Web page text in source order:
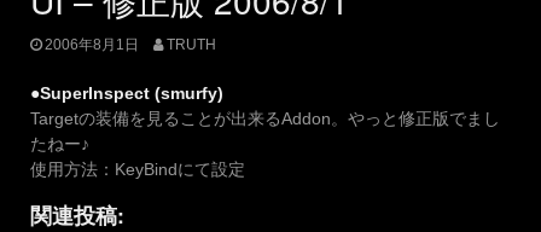
2006年8月1日 TRUTH
●SuperInspect (smurfy)
Targetの装備を見ることが出来るAddon。やっと修正版でまし
たねー♪
使用方法：KeyBindにて設定
関連投稿: